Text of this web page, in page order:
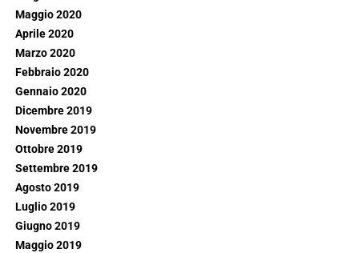
Maggio 2020
Aprile 2020
Marzo 2020
Febbraio 2020
Gennaio 2020
Dicembre 2019
Novembre 2019
Ottobre 2019
Settembre 2019
Agosto 2019
Luglio 2019
Giugno 2019
Maggio 2019